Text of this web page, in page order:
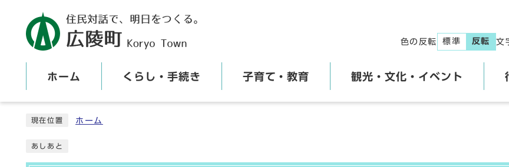
色の反転 標準 反転 文
ホーム くらし・手続き 子育て・教育 観光・文化・イベント
現在位置 ホーム
あしあと